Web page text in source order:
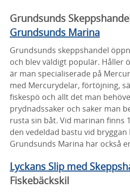
Grundsunds
Grundsunds Marina
Grundsunds skeppshandel
och blev väldigt populär. Håller
är man specialiserade på
med Mercurydelar, förtöjning,
fiskespö och allt det man
prydnadssaker och saker man
rusta sin båt. Vid marinan finns
den vedeldad bastu vid bryggan
Grundsunds Marina har också
Lyckans Slip med
Fiskebäckskil